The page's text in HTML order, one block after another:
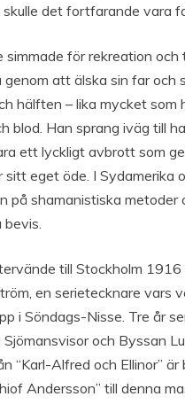
det fortfarande vara
simmade för rekreation och
att älska sin far och
hälften – lika mycket som
blod. Han sprang iväg till
ett lyckligt avbrott som
sitt eget öde. I Sydamerika
på shamanistiska metoder
till Stockholm
en serietecknare vars
i Söndags-Nisse. Tre år
och Byssan
“Karl-Alfred och Ellinor” är
Andersson” till denna